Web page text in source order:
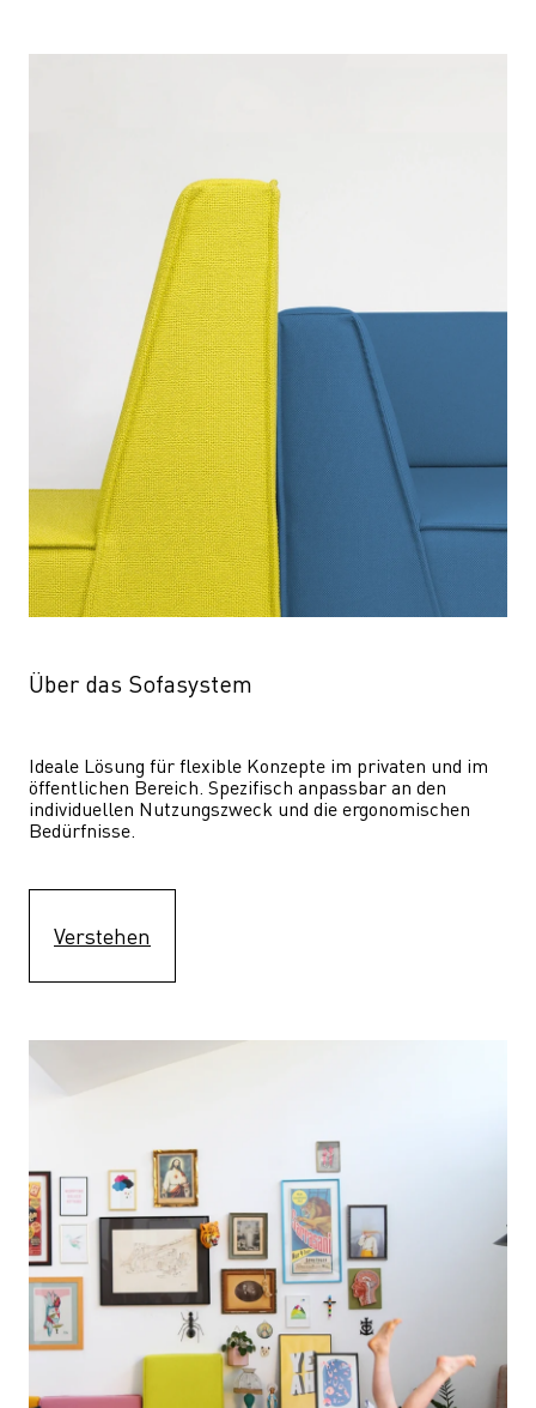
Über das Sofasystem
Ideale Lösung für flexible Konzepte im privaten und im
öffentlichen Bereich. Spezifisch anpassbar an den
individuellen Nutzungszweck und die ergonomischen
Bedürfnisse.
Verstehen